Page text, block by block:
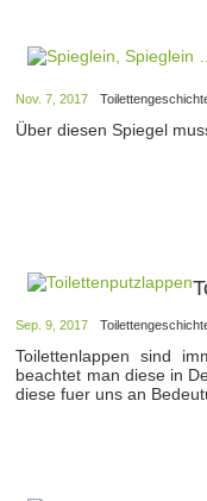
Nov. 7, 2017
Über diesen Spiegel
Sep. 9, 2017
Toilettenlappen sind
beachtet man diese in
diese fuer uns an